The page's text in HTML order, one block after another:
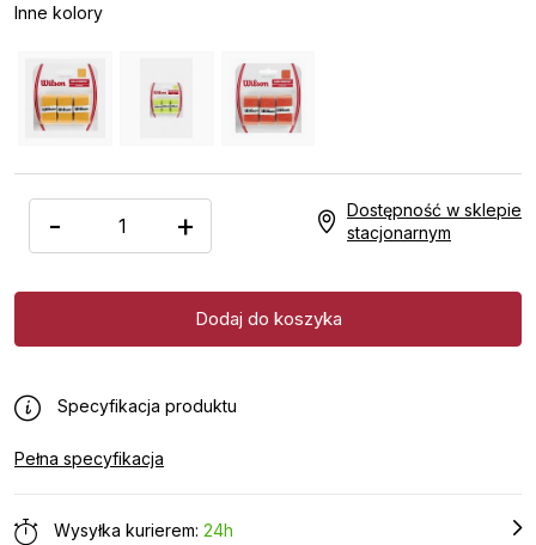
Inne kolory
- +
Dostępność w sklepie
stacjonarnym
Specyfikacja produktu
Pełna specyfikacja
Wysyłka kurierem: 24h